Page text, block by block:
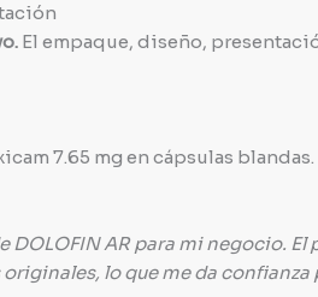
El empaque, diseño,
7.65 mg en cápsulas
DOLOFIN AR para mi negocio.
lo que me da confianza